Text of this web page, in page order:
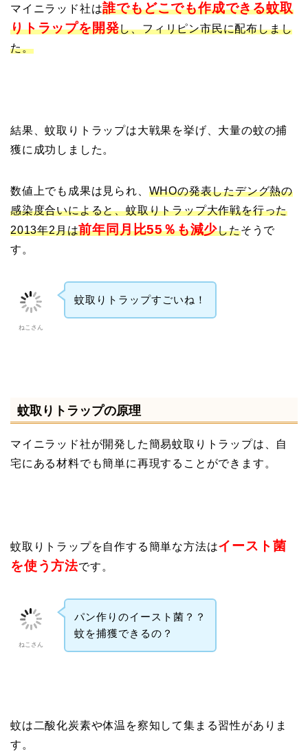
マイニラッド社は誰でもどこでも作成できる蚊取
りトラップを開発し、フィリピン市民に配布しまし
た。
結果、蚊取りトラップは大戦果を挙げ、大量の蚊の捕
獲に成功しました。
数値上でも成果は見られ、 WHOの発表したデング熱の
感染度合いによると、蚊取りトラップ大作戦を行った
2013年2月は前年同月比55％も減少したそうで
す。
ねこさん
蚊取りトラップすごいね！
蚊取りトラップの原理
マイニラッド社が開発した簡易蚊取りトラップは、自
宅にある材料でも簡単に再現することができます。
蚊取りトラップを自作する簡単な方法はイースト菌
を使う方法です。
ねこさん
パン作りのイースト菌？？
蚊を捕獲できるの？
蚊は二酸化炭素や体温を察知して集まる習性がありま
す。